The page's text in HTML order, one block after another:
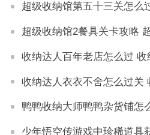
收纳达人百年老店怎么过